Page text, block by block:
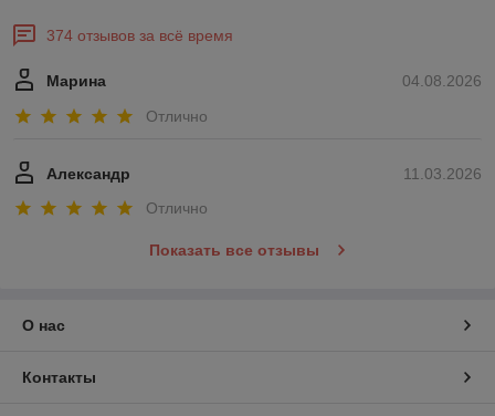
374 отзывов за всё время
04.08.2026
Марина
Отлично
11.03.2026
Александр
Отлично
Показать все отзывы
О нас
Контакты